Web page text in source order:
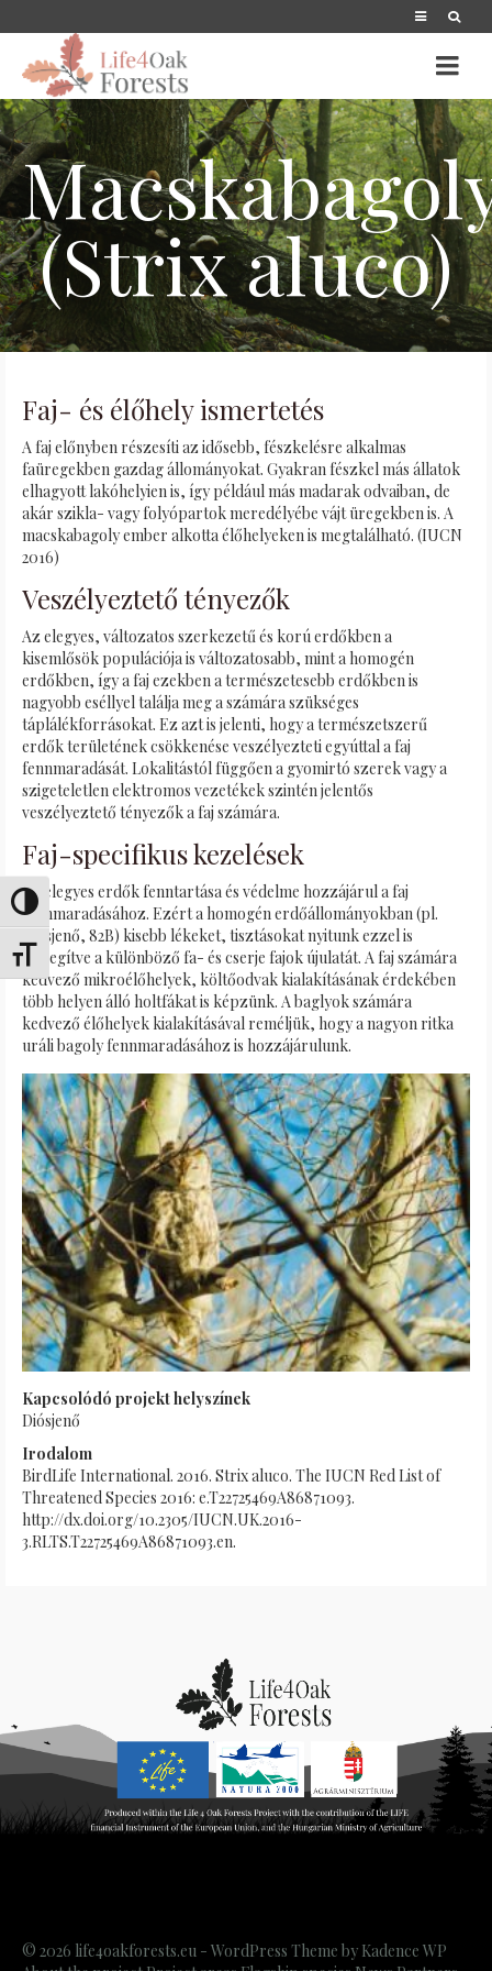
Umschalten auf hohe Kontraste
Schrift vergrößern
(Strix aluco)
Faj- és élőhely ismertetés
A faj előnyben részesíti az idősebb, fészkelésre alkalmas
faüregekben gazdag állományokat. Gyakran fészkel más állatok
elhagyott lakóhelyien is, így például más madarak odvaiban, de
akár szikla- vagy folyópartok meredélyébe vájt üregekben is. A
macskabagoly ember alkotta élőhelyeken is megtalálható. (IUCN
2016)
Veszélyeztető tényezők
Az elegyes, változatos szerkezetű és korú erdőkben a
kisemlősök populációja is változatosabb, mint a homogén
erdőkben, így a faj ezekben a természetesebb erdőkben is
nagyobb eséllyel találja meg a számára szükséges
táplálékforrásokat. Ez azt is jelenti, hogy a természetszerű
erdők területének csökkenése veszélyezteti egyúttal a faj
fennmaradását. Lokalitástól függően a gyomirtó szerek vagy a
szigeteletlen elektromos vezetékek szintén jelentős
veszélyeztető tényezők a faj számára.
Faj-specifikus kezelések
Az elegyes erdők fenntartása és védelme hozzájárul a faj
fennmaradásához. Ezért a homogén erdőállományokban (pl.
Diósjenő, 82B) kisebb lékeket, tisztásokat nyitunk ezzel is
elősegítve a különböző fa- és cserje fajok újulatát. A faj számára
kedvező mikroélőhelyek, költőodvak kialakításának érdekében
több helyen álló holtfákat is képzünk. A baglyok számára
kedvező élőhelyek kialakításával reméljük, hogy a nagyon ritka
uráli bagoly fennmaradásához is hozzájárulunk.
Kapcsolódó projekt helyszínek
Diósjenő
Irodalom
BirdLife International. 2016. Strix aluco. The IUCN Red List of
Threatened Species 2016: e.T22725469A86871093.
http://dx.doi.org/10.2305/IUCN.UK.2016-
3.RLTS.T22725469A86871093.en.
© 2026 life4oakforests.eu - WordPress Theme by Kadence WP